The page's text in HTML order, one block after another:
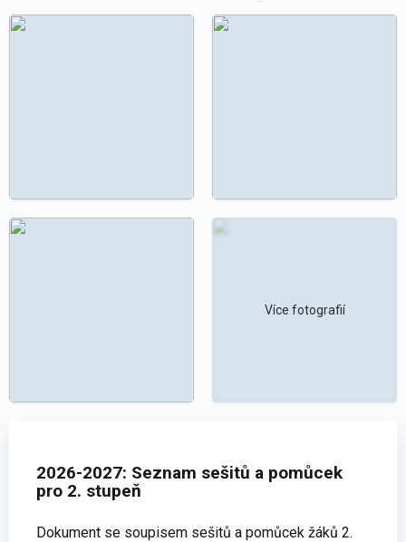
Více fotografií
2026-2027: Seznam sešitů a pomůcek
pro 2. stupeň
Dokument se soupisem sešitů a pomůcek žáků 2.